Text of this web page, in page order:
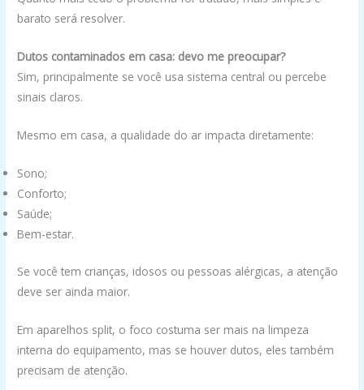
barato será resolver.
Dutos contaminados em casa: devo me preocupar?
Sim, principalmente se você usa sistema central ou percebe
sinais claros.
Mesmo em casa, a qualidade do ar impacta diretamente:
Sono;
Conforto;
Saúde;
Bem-estar.
Se você tem crianças, idosos ou pessoas alérgicas, a atenção
deve ser ainda maior.
Em aparelhos split, o foco costuma ser mais na limpeza
interna do equipamento, mas se houver dutos, eles também
precisam de atenção.